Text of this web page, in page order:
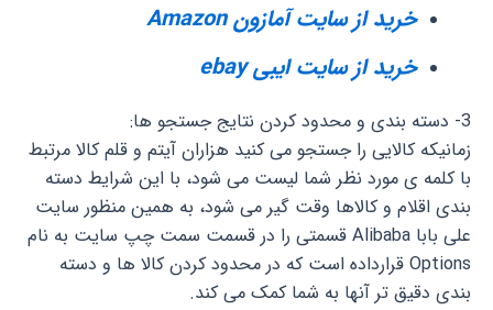
خرید از سایت آمازون Amazon
خرید از سایت ایبی ebay
3- دسته بندی و محدود کردن نتایج جستجو ها:
زمانیکه کالایی را جستجو می کنید هزاران آیتم و قلم کالا مرتبط
با کلمه ی مورد نظر شما لیست می شود، با این شرایط دسته
بندی اقلام و کالاها وقت گیر می شود، به همین منظور سایت
علی بابا Alibaba قسمتی را در قسمت سمت چپ سایت به نام
Options قرارداده است که در محدود کردن کالا ها و دسته
بندی دقیق تر آنها به شما کمک می کند.